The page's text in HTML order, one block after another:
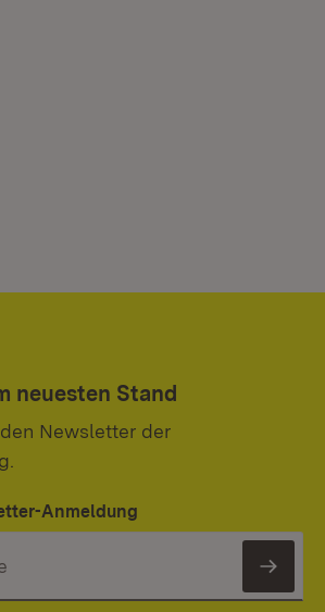
neuesten Stand
Newsletter der
Anmeldung